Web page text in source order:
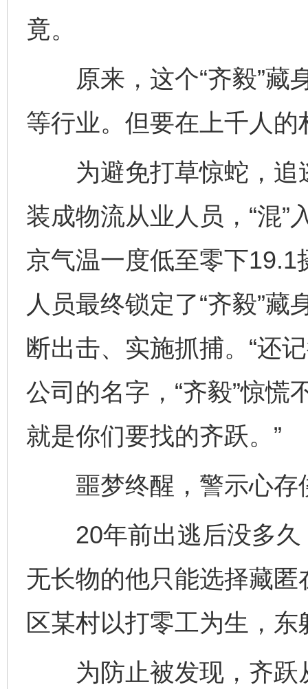
竟。
原来，这个“齐毅”藏
等行业。但要在上千人
为避免打草惊蛇，追
装成物流从业人员，“混
京气温一度低至零下
人员最终锁定了“齐毅”
断出击、实施抓捕。“还
公司的名字，“齐毅”惊慌
就是你们要找的齐跃。”
噩梦终醒，警示心存
20年前出逃后没多久
无长物的他只能选择藏
区某村以打零工为生，
为防止被发现，齐跃